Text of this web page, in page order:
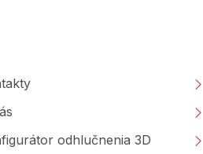
odhlučnenia 3D